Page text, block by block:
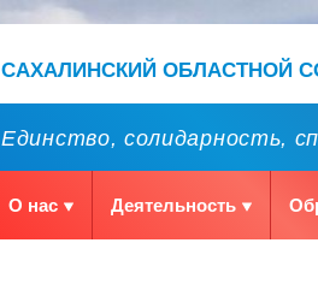
САХАЛИНСКИЙ ОБЛАСТНОЙ
Единство, солидарность,
О нас Деятельность